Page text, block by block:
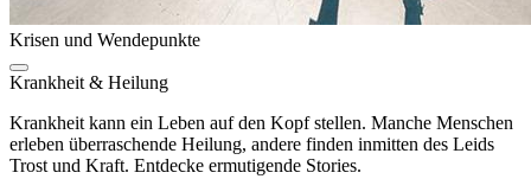
Krisen und Wendepunkte
Krankheit & Heilung
Krankheit kann ein Leben auf den Kopf stellen. Manche Menschen
erleben überraschende Heilung, andere finden inmitten des Leids
Trost und Kraft. Entdecke ermutigende Stories.